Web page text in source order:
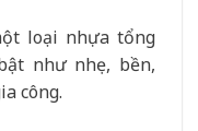
loại nhựa tổng
như nhẹ, bền,
công.